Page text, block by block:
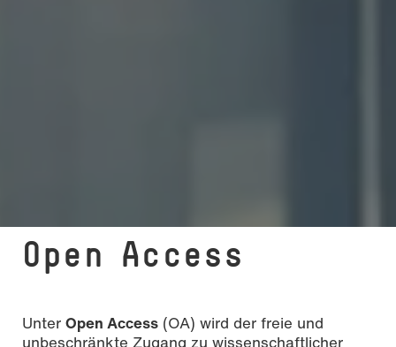
Open Access
Unter Open Access (OA) wird der freie und
unbeschränkte Zugang zu wissenschaftlicher